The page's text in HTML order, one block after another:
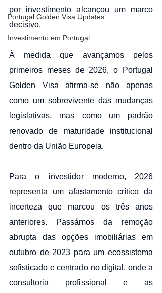
Portugal Golden Visa Updates
Investimento em Portugal
por investimento alcançou um marco
decisivo.
À medida que avançamos pelos
primeiros meses de 2026, o Portugal
Golden Visa afirma-se não apenas
como um sobrevivente das mudanças
legislativas, mas como um padrão
renovado de maturidade institucional
dentro da União Europeia.
Para o investidor moderno, 2026
representa um afastamento crítico da
incerteza que marcou os três anos
anteriores. Passámos da remoção
abrupta das opções imobiliárias em
outubro de 2023 para um ecossistema
sofisticado e centrado no digital, onde a
consultoria profissional e as